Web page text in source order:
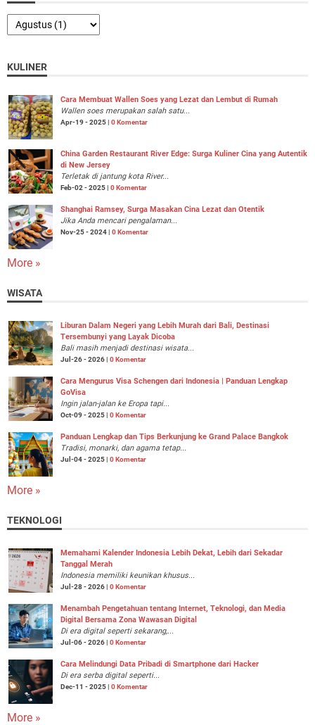
KULINER
Cara Membuat Wallen Soes yang Lezat dan Lembut di Rumah
Wallen soes merupakan salah satu...
Apr-19 - 2025 | 0 Komentar
China Garden Restaurant River Edge: Surga Kuliner Cina yang Autentik
di New Jersey
Terletak di jantung kota River...
Feb-02 - 2025 | 0 Komentar
Shanghai Ramsey, Surga Masakan Cina Lezat dan Otentik
Jika Anda mencari pengalaman...
Nov-25 - 2024 | 0 Komentar
More »
WISATA
Liburan Dalam Negeri yang Lebih Murah dari Bali, Destinasi
Tersembunyi yang Layak Dicoba
Bali masih menjadi destinasi wisata...
Jul-26 - 2026 | 0 Komentar
Cara Mengurus Visa Schengen dari Indonesia | Panduan Lengkap
GoVisa
Ingin jalan-jalan ke Eropa tapi...
Oct-09 - 2025 | 0 Komentar
Panduan Lengkap dan Tips Berkunjung ke Grand Palace Bangkok
Tradisi, monarki, dan agama tetap...
Jul-04 - 2025 | 0 Komentar
More »
TEKNOLOGI
Memahami Kalender Indonesia Lebih Dekat, Lebih dari Sekadar
Tanggal Merah
Indonesia memiliki keunikan khusus...
Jul-28 - 2026 | 0 Komentar
Menambah Pengetahuan tentang Internet, Teknologi, dan Media
Digital Bersama Zona Wawasan Digital
Di era digital seperti sekarang,...
Jul-06 - 2026 | 0 Komentar
Cara Melindungi Data Pribadi di Smartphone dari Hacker
Di era serba digital seperti...
Dec-11 - 2025 | 0 Komentar
More »